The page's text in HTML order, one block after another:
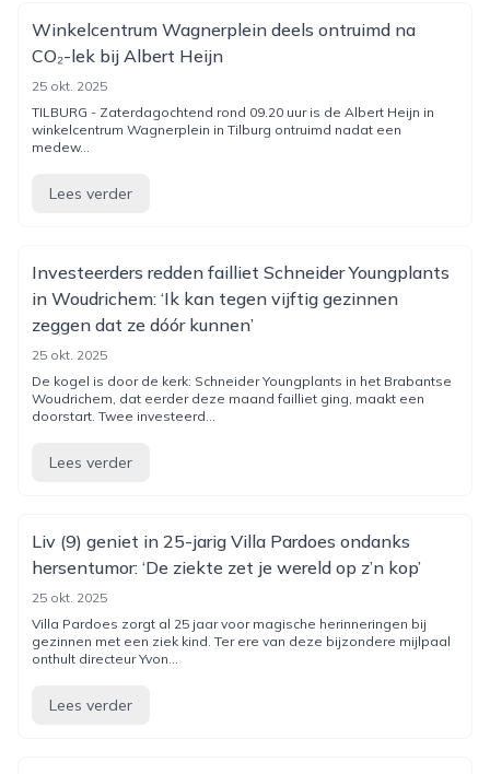
Winkelcentrum Wagnerplein deels ontruimd na
CO₂-lek bij Albert Heijn
25 okt. 2025
TILBURG - Zaterdagochtend rond 09.20 uur is de Albert Heijn in
winkelcentrum Wagnerplein in Tilburg ontruimd nadat een
medew...
Lees verder
Investeerders redden failliet Schneider Youngplants
in Woudrichem: ‘Ik kan tegen vijftig gezinnen
zeggen dat ze dóór kunnen’
25 okt. 2025
De kogel is door de kerk: Schneider Youngplants in het Brabantse
Woudrichem, dat eerder deze maand failliet ging, maakt een
doorstart. Twee investeerd...
Lees verder
Liv (9) geniet in 25-jarig Villa Pardoes ondanks
hersentumor: ‘De ziekte zet je wereld op z’n kop’
25 okt. 2025
Villa Pardoes zorgt al 25 jaar voor magische herinneringen bij
gezinnen met een ziek kind. Ter ere van deze bijzondere mijlpaal
onthult directeur Yvon...
Lees verder